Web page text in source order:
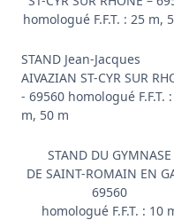
homologué F.F.T. : 25 m,
STAND Jean-Jacques
AIVAZIAN ST-CYR SUR
- 69560 homologué F.F.T.
m, 50 m
STAND DU GYMNASE
DE SAINT-ROMAIN EN
69560
homologué F.F.T. : 10